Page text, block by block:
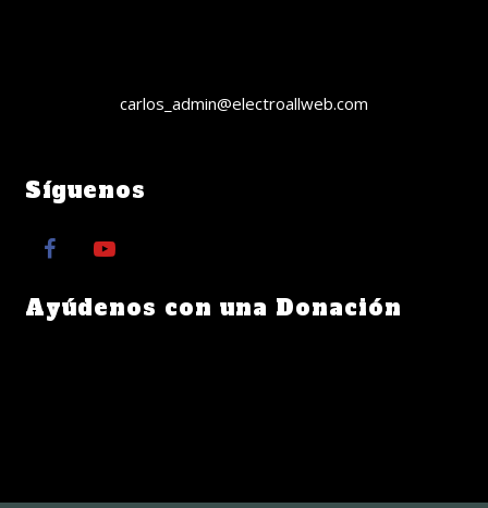
carlos_admin@electroallweb.com
Síguenos
Ayúdenos con una Donación